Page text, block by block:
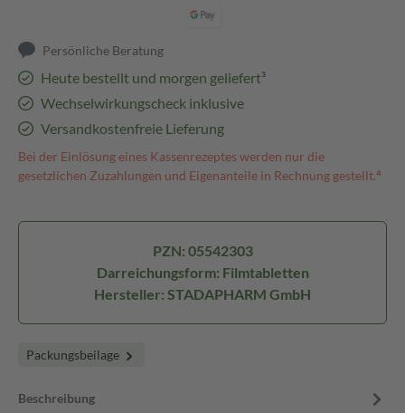
Persönliche Beratung
Heute bestellt und morgen geliefert³
Wechselwirkungscheck inklusive
Versandkostenfreie Lieferung
Bei der Einlösung eines Kassenrezeptes werden nur die
gesetzlichen Zuzahlungen und Eigenanteile in Rechnung gestellt.⁴
PZN: 05542303
Darreichungsform: Filmtabletten
Hersteller: STADAPHARM GmbH
Packungsbeilage
Beschreibung